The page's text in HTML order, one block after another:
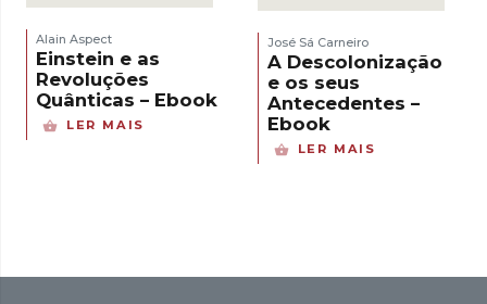
Alain Aspect
Einstein e as
Revoluções
Quânticas – Ebook
LER MAIS
José Sá Carneiro
A Descolonização
e os seus
Antecedentes –
Ebook
LER MAIS